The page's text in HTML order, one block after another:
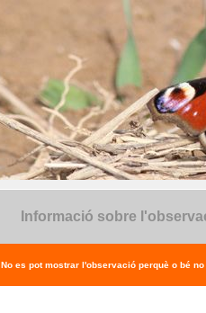
Informació sobre
No es pot mostrar l'observació perquè o bé